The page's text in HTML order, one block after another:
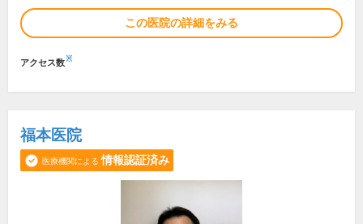
この医院の詳細をみる
アクセス数※
福本医院
医療機関による 情報認証済み